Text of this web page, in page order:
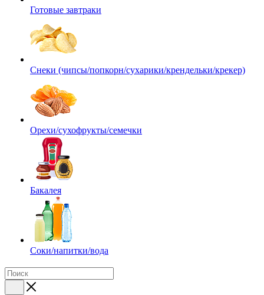
Готовые завтраки
Снеки (чипсы/попкорн/сухарики/крендельки/крекер)
Орехи/сухофрукты/семечки
Бакалея
Соки/напитки/вода